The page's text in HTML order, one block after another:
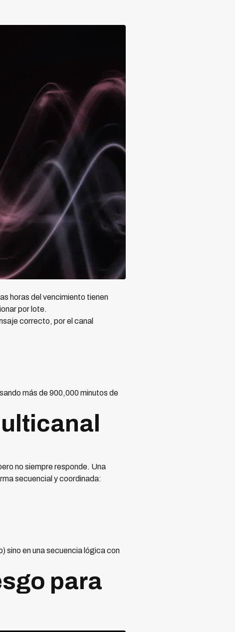
horas del vencimiento tienen
por lote.
correcto, por el canal
más de 900,000 minutos de
no siempre responde. Una
secuencial y coordinada:
sino en una secuencia lógica con
para